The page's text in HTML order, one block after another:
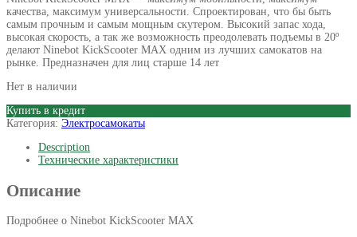
качества, максимум универсальности. Спроектирован, что бы быть
самым прочным и самым мощным скутером. Высокий запас хода,
высокая скорость, а так же возможность преодолевать подъемы в 20º
делают Ninebot KickScooter MAX одним из лучших самокатов на
рынке. Предназначен для лиц старше 14 лет
Нет в наличии
Купить в кредит
Категория: Электросамокаты
Description
Технические характеристики
Описание
Подробнее о Ninebot KickScooter MAX